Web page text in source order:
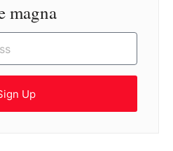
magna
Up